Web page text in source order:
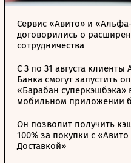
Сервис «Авито» и
договорились о
сотрудничества
С 3 по 31 августа клиенты
Банка смогут запустить
«Барабан суперкэшбэка»
мобильном приложении
Он позволит получить
100% за покупки с «Авито
Доставкой»